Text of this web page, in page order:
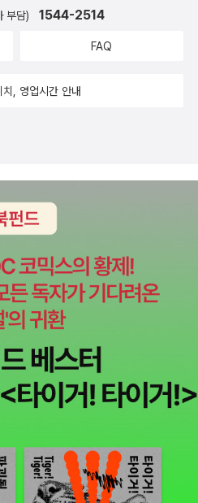
야 그게 성공입니다. 스타트업뿐 아
성부를 나무는 그 유지율이 남들보
소비자들이 피드백 남겨주고 재구
어 의존 패턴과 달리 고객과 직접 소
이 어떻게 객관적으로 이뤄지는지가
식, PIE 방식을 각각 예로 들며, 나
도 정확한 '점수 매기기'가 반드시
)으로 무형화, 정성(定性)화한 새
지 온당한 판단이 가능하다고 충고
되기를 거부하는 주체적 인간형입니
치기보다, 내 마음에 깃든 정직한
감하고 싶습니다. 제품과 서비스의
내가 부모처럼 개입하고, 이거 괜
들과 원활히 교류하는 과정에서, 어
만드는 이런 혁신 마케팅이야말로
는 상생의 일처리 방식 같습니다.
한 상황에서 출발하는 회사들을 성
년 12월 IPO 시점에 520만 이상의
목적과는 다르게 활용했다. 그 비결
들과 힘을 합쳐 기술을 이용하되, 엔
목적과는 다르게 활용했다. 공략 대
객 기반을 넓히고, 마케팅 비용을 더
고객을 찾고, 다가가서, 고객에게서
든 것이다.-------------------------
#컨설팅 #컨설턴트
도사 #책 #책스타그램 #책추천 #
월19일
부담) 1544-2514
FAQ
치, 영업시간 안내